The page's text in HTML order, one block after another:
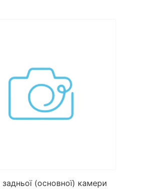
задньої (основної) камери